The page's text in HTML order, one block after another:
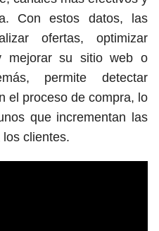
Con estos datos, las
ofertas, optimizar
mejorar su sitio web o
permite detectar
el proceso de compra, lo
que incrementan las
clientes.